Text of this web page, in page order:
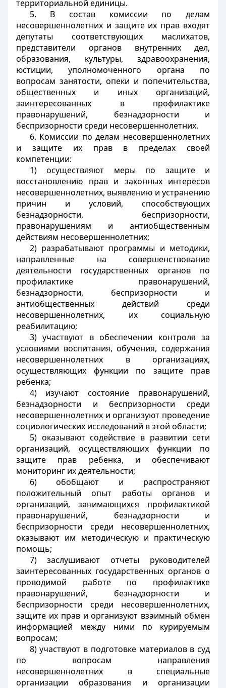
территориальной единицы.
5. В состав комиссии по делам
несовершеннолетних и защите их прав входят
депутаты соответствующих маслихатов,
представители органов внутренних дел,
образования, культуры, здравоохранения,
юстиции, уполномоченного органа по
вопросам занятости, опеки и попечительства,
общественных и иных организаций,
заинтересованных в профилактике
правонарушений, безнадзорности и
беспризорности среди несовершеннолетних.
6. Комиссии по делам несовершеннолетних
и защите их прав в пределах своей
компетенции:
1) осуществляют меры по защите и
восстановлению прав и законных интересов
несовершеннолетних, выявлению и устранению
причин и условий, способствующих
безнадзорности, беспризорности,
правонарушениям и антиобщественным
действиям несовершеннолетних;
2) разрабатывают программы и методики,
направленные на совершенствование
деятельности государственных органов по
профилактике правонарушений,
безнадзорности, беспризорности и
антиобщественных действий среди
несовершеннолетних, их социальную
реабилитацию;
3) участвуют в обеспечении контроля за
условиями воспитания, обучения, содержания
несовершеннолетних в организациях,
осуществляющих функции по защите прав
ребенка;
4) изучают состояние правонарушений,
безнадзорности и беспризорности среди
несовершеннолетних и организуют проведение
социологических исследований в этой области;
5) оказывают содействие в развитии сети
организаций, осуществляющих функции по
защите прав ребенка, и обеспечивают
мониторинг их деятельности;
6) обобщают и распространяют
положительный опыт работы органов и
организаций, занимающихся профилактикой
правонарушений, безнадзорности и
беспризорности среди несовершеннолетних,
оказывают им методическую и практическую
помощь;
7) заслушивают отчеты руководителей
заинтересованных государственных органов о
проводимой работе по профилактике
правонарушений, безнадзорности и
беспризорности среди несовершеннолетних,
защите их прав и организуют взаимный обмен
информацией между ними по курируемым
вопросам;
8) участвуют в подготовке материалов в суд
по вопросам направления
несовершеннолетних в специальные
организации образования и организации